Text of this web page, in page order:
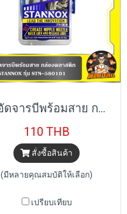
ชุดอัดจารบีพร้อมสาย กล่องพลาสติก STANNOX
110 THB
สั่งซื้อสินค้า
(มีหลายคุณสมบัติให้เลือก)
เปรียบเทียบ